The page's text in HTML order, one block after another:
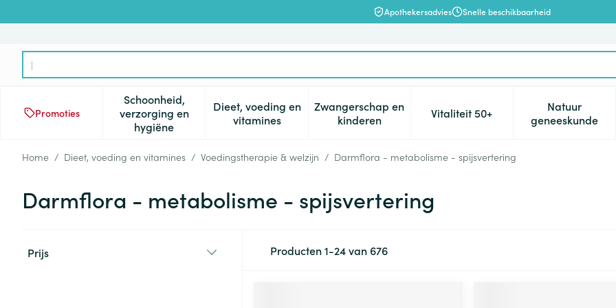
Apothekersadvies Snelle beschikbaarheid
Product, merk, categorie...
Promoties
Schoonheid,
verzorging en
hygiëne
Toon submenu voor Schoonheid, verzorging en hygiëne categorie
Dieet, voeding en
vitaminesToon submenu voor Dieet, voeding en vitamines categorie
Zwangerschap en
kinderenToon submenu voor Zwangerschap en kinderen
Vitaliteit 50+Toon submenu voor Vitaliteit
Natuur
geneeskunde
Toon
Home / Dieet, voeding en vitamines / Voedingstherapie & welzijn / Darmflora - metabolisme - spijsvertering
Darmflora - metabolisme - spijsvertering
Prijs
Producten1-24van676